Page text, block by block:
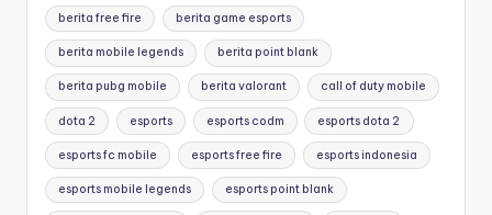
berita free fire berita game esports
berita mobile legends berita point blank
berita pubg mobile berita valorant call of duty mobile
dota 2 esports esports codm esports dota 2
esports fc mobile esports free fire esports indonesia
esports mobile legends esports point blank